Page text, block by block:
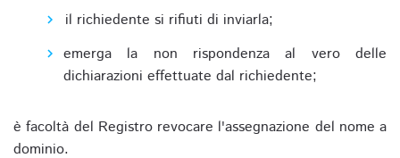
il richiedente si rifiuti di inviarla;
emerga la non rispondenza al vero delle
dichiarazioni effettuate dal richiedente;
è facoltà del Registro revocare l'assegnazione del nome a
dominio.